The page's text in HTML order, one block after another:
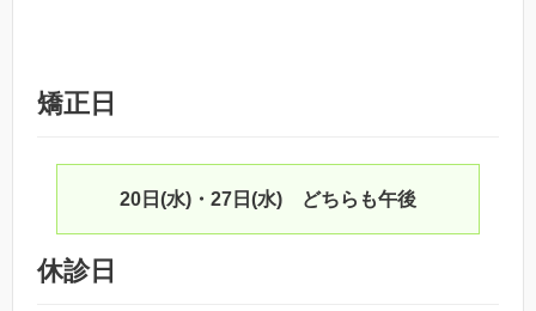
矯正日
20日(水)・27日(水) どちらも午後
休診日